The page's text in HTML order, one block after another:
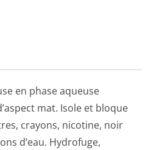
en phase aqueuse
mat. Isole et bloque
crayons, nicotine, noir
d’eau. Hydrofuge,